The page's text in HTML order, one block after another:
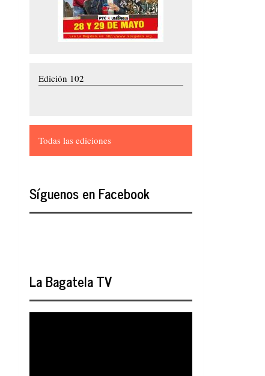
Edición 102
Todas las ediciones
Síguenos en Facebook
La Bagatela TV